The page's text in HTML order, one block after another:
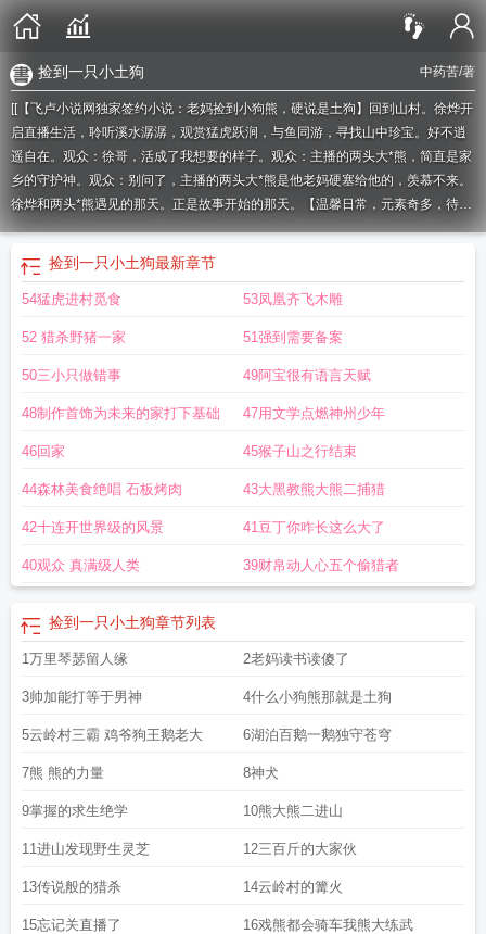
中药苦/著
捡到一只小土狗
[[【飞卢小说网独家签约小说：老妈捡到小狗熊，硬说是土狗】回到山村。徐烨开
启直播生活，聆听溪水潺潺，观赏猛虎跃涧，与鱼同游，寻找山中珍宝。好不逍
遥自在。观众：徐哥，活成了我想要的样子。观众：主播的两头大*熊，简直是家
乡的守护神。观众：别问了，主播的两头大*熊是他老妈硬塞给他的，羡慕不来。
徐烨和两头*熊遇见的那天。正是故事开始的那天。【温馨日常，元素奇多，待您
发现】飞卢小说网提醒您：本小说及人物纯属虚构，如有雷同，纯属巧合，切勿
模仿。]如果您喜欢老妈捡到小狗熊，硬说是土狗，别忘记分享给朋友.
熊 捡到一只小土狗怎么养
崽路上捡到一只熊迹不二 村民捡到小熊老妈捡到小狗熊硬说是土狗
捡到一条小土狗怎么处理 老妈捡到小狗熊硬说是土狗
到一只玩具熊会怎样问
捡到一只土狗宝宝如何养捡到一只小土
土狗捡到一只土狗怎么办捡到一只小土狗代表什么捡到一只小土狗取什么名
字
捡到一只小土狗最新章节
54猛虎进村觅食 53凤凰齐飞木雕
52 猎杀野猪一家 51强到需要备案
50三小只做错事 49阿宝很有语言天赋
48制作首饰为未来的家打下基础 47用文学点燃神州少年
46回家 45猴子山之行结束
44森林美食绝唱 石板烤肉 43大黑教熊大熊二捕猎
42十连开世界级的风景 41豆丁你咋长这么大了
40观众 真满级人类 39财帛动人心五个偷猎者
捡到一只小土狗章节列表
1万里琴瑟留人缘 2老妈读书读傻了
3帅加能打等于男神 4什么小狗熊那就是土狗
5云岭村三霸 鸡爷狗王鹅老大 6湖泊百鹅一鹅独守苍穹
7熊 熊的力量 8神犬
9掌握的求生绝学 10熊大熊二进山
11进山发现野生灵芝 12三百斤的大家伙
13传说般的猎杀 14云岭村的篝火
15忘记关直播了 16戏熊都会骑车我熊大练武